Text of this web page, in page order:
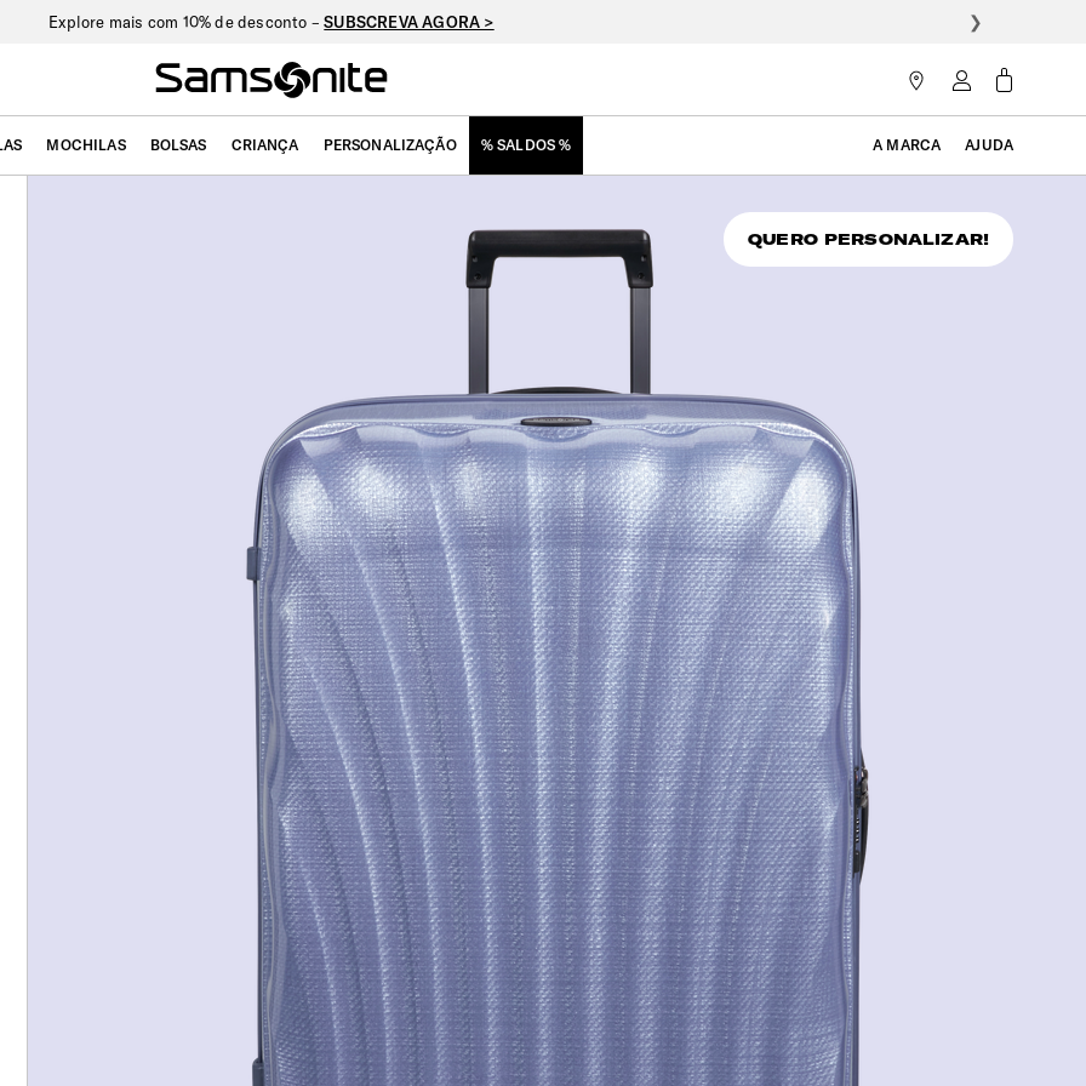
Nova Nexis: oferta exclusiva de personalização –VER COLEÇÃO > ❯
MOCHILAS BOLSAS CRIANÇA PERSONALIZAÇÃO % SALDOS % A MARCA AJUDA
QUERO PERSONALIZAR!